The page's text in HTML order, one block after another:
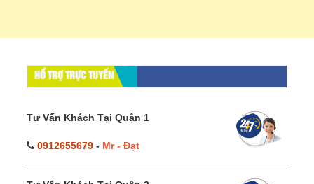
HỔ TRỢ TRỰC TUYẾN
Tư Vấn Khách Tại Quận 1
0912655679 - Mr - Đạt